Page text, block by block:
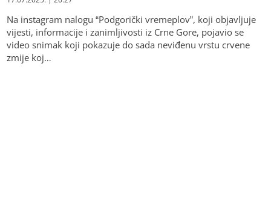
Na instagram nalogu “Podgorički vremeplov”, koji objavljuje
vijesti, informacije i zanimljivosti iz Crne Gore, pojavio se
video snimak koji pokazuje do sada neviđenu vrstu crvene
zmije koj…